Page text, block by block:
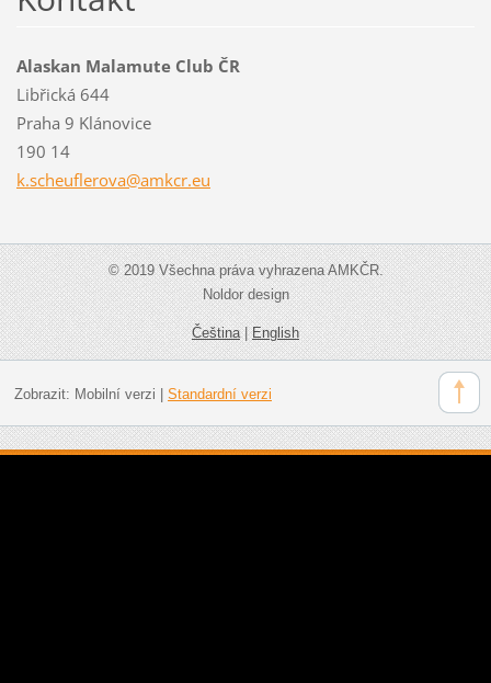
Alaskan Malamute Club ČR
Libřická 644
Praha 9 Klánovice
190 14
k.scheuflerova@amkcr.eu
© 2019 Všechna práva vyhrazena AMKČR.
Noldor design
Čeština|English
Zobrazit: Mobilní verzi | Standardní verzi